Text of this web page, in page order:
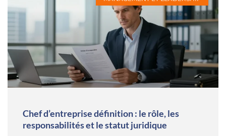
Chef d’entreprise définition : le rôle, les
responsabilités et le statut juridique